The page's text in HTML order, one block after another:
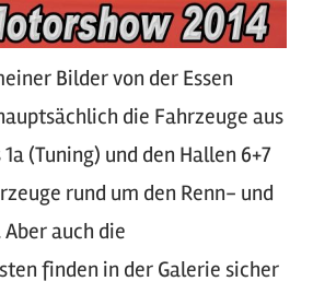
Bilder von der Essen
die Fahrzeuge aus
(Tuning) und den Hallen 6+7
rund um den Renn- und
auch die
finden in der Galerie sicher